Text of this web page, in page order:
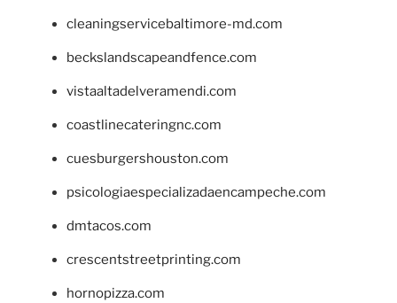
cleaningservicebaltimore-md.com
beckslandscapeandfence.com
vistaaltadelveramendi.com
coastlinecateringnc.com
cuesburgershouston.com
psicologiaespecializadaencampeche.com
dmtacos.com
crescentstreetprinting.com
hornopizza.com